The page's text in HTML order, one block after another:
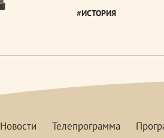
#ИСТОРИЯ
Новости Телепрограмма